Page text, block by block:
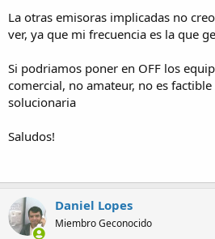
La otras emisoras implicadas no
ver, ya que mi frecuencia es la que
Si podriamos poner en OFF los
comercial, no amateur, no es
solucionaria
Saludos!
Daniel Lopes
Miembro Geconocido